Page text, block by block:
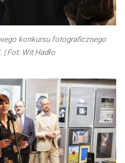
konkursu fotograficznego
| Fot. Wit Hadło